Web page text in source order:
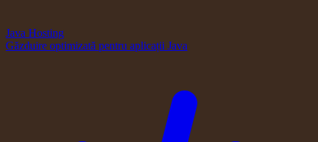
Java Hosting
Găzduire optimizată pentru aplicații Java